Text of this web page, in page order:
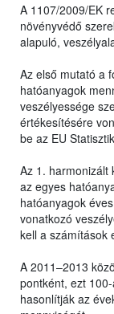
A 1107/2009/EK
növényvédő
alapuló,
Az első mutató a
hatóanyagok
veszélyessége
értékesítésére
be az EU
Az 1. harmonizált
az egyes
hatóanyagok
vonatkozó
kell a számítások
A 2011–2013
pontként, ezt
hasonlítják az